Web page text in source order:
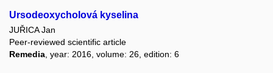
Ursodeoxycholová kyselina
JUŘICA Jan
Peer-reviewed scientific article
Remedia, year: 2016, volume: 26, edition: 6